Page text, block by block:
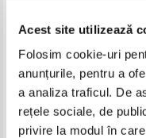
Acest site utilizează
Folosim cookie-uri
anunțurile, pentru a
a analiza traficul. De
rețele sociale, de
privire la modul în
Haralamb Zinca - Mapa
G. R.
Pret: 10,00Lei 7,50 Lei